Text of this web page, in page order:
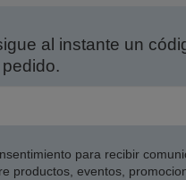
al instante un
para recibir
productos, eventos,